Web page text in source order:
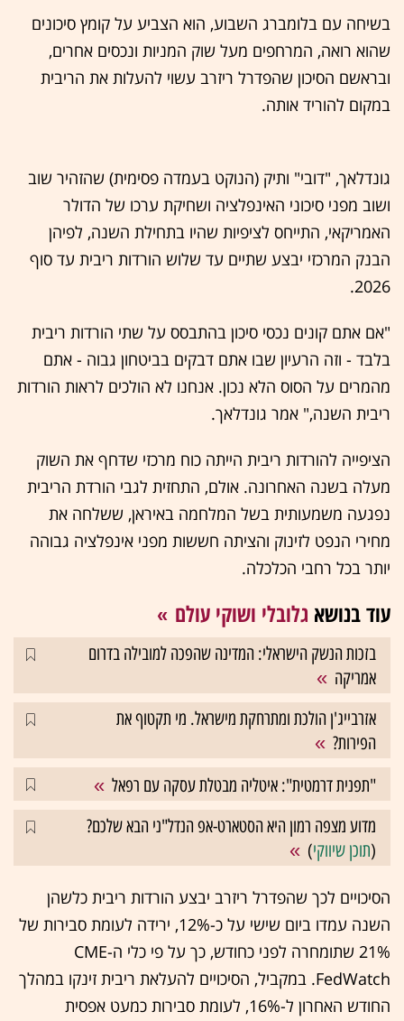
בשיחה עם בלומברג השבוע, הוא הצביע על קומץ סיכונים
שהוא רואה, המרחפים מעל שוק המניות ונכסים אחרים,
ובראשם הסיכון שהפדרל ריזרב עשוי להעלות את הריבית
במקום להוריד אותה.
גונדלאך, "דובי" ותיק (הנוקט בעמדה פסימית) שהזהיר שוב
ושוב מפני סיכוני האינפלציה ושחיקת ערכו של הדולר
האמריקאי, התייחס לציפיות שהיו בתחילת השנה, לפיהן
הבנק המרכזי יבצע שתיים עד שלוש הורדות ריבית עד סוף
2026.
"אם אתם קונים נכסי סיכון בהתבסס על שתי הורדות ריבית
בלבד - וזה הרעיון שבו אתם דבקים בביטחון גבוה - אתם
מהמרים על הסוס הלא נכון. אנחנו לא הולכים לראות הורדות
ריבית השנה," אמר גונדלאך.
הציפייה להורדות ריבית הייתה כוח מרכזי שדחף את השוק
מעלה בשנה האחרונה. אולם, התחזית לגבי הורדת הריבית
נפגעה משמעותית בשל המלחמה באיראן, ששלחה את
מחירי הנפט לזינוק והציתה חששות מפני אינפלציה גבוהה
יותר בכל רחבי הכלכלה.
עוד בנושא גלובלי ושוקי עולם
בזכות הנשק הישראלי: המדינה שהפכה למובילה בדרום
אמריקה
אזרבייג'ן הולכת ומתרחקת מישראל. מי תקטוף את
הפירות?
"תפנית דרמטית": איטליה מבטלת עסקה עם רפאל
מדוע מצפה רמון היא הסטארט-אפ הנדל"ני הבא שלכם?
(תוכן שיווקי)
הסיכויים לכך שהפדרל ריזרב יבצע הורדות ריבית כלשהן
השנה עמדו ביום שישי על כ-12%, ירידה לעומת סבירות של
21% שתומחרה לפני כחודש, כך על פי כלי ה-CME
FedWatch. במקביל, הסיכויים להעלאת ריבית זינקו במהלך
החודש האחרון ל-16%, לעומת סבירות כמעט אפסית